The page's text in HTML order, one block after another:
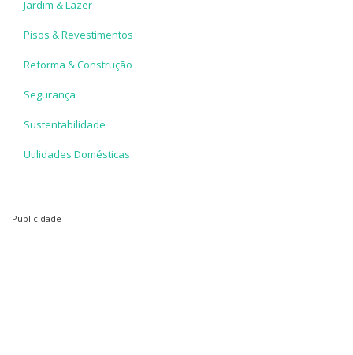
Jardim & Lazer
Pisos & Revestimentos
Reforma & Construção
Segurança
Sustentabilidade
Utilidades Domésticas
Publicidade